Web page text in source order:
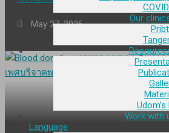
Our
Work with
Language
May 27, 2026